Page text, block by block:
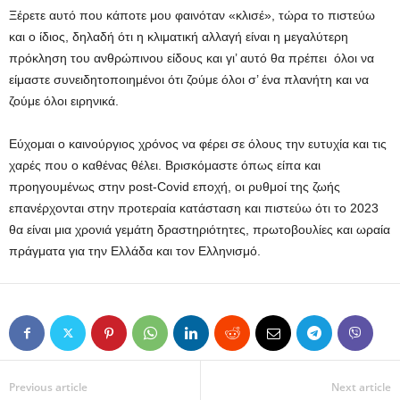
Ξέρετε αυτό που κάποτε μου φαινόταν «κλισέ», τώρα το πιστεύω
και ο ίδιος, δηλαδή ότι η κλιματική αλλαγή είναι η μεγαλύτερη
πρόκληση του ανθρώπινου είδους και γι’ αυτό θα πρέπει όλοι να
είμαστε συνειδητοποιημένοι ότι ζούμε όλοι σ’ ένα πλανήτη και να
ζούμε όλοι ειρηνικά.
Εύχομαι ο καινούργιος χρόνος να φέρει σε όλους την ευτυχία και τις
χαρές που ο καθένας θέλει. Βρισκόμαστε όπως είπα και
προηγουμένως στην post-Covid εποχή, οι ρυθμοί της ζωής
επανέρχονται στην προτεραία κατάσταση και πιστεύω ότι το 2023
θα είναι μια χρονιά γεμάτη δραστηριότητες, πρωτοβουλίες και ωραία
πράγματα για την Ελλάδα και τον Ελληνισμό.
Previous article Next article